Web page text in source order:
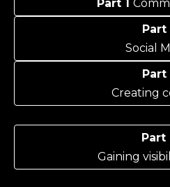
Part 1
Part
Social
Part
Creating
Part
Gaining